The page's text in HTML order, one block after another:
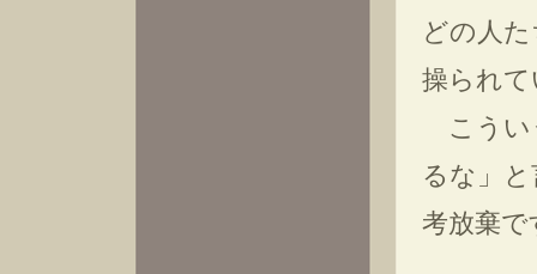
どの人
操られ
こうい
るな」
考放棄